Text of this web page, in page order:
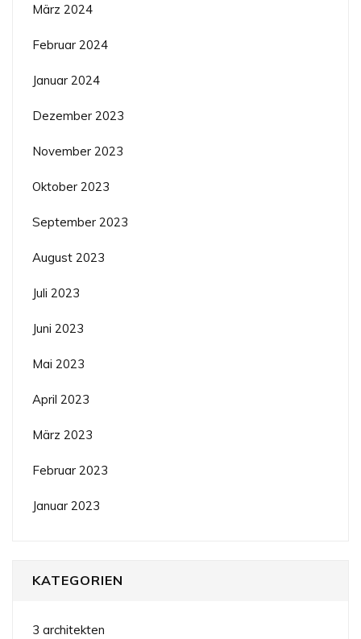
März 2024
Februar 2024
Januar 2024
Dezember 2023
November 2023
Oktober 2023
September 2023
August 2023
Juli 2023
Juni 2023
Mai 2023
April 2023
März 2023
Februar 2023
Januar 2023
KATEGORIEN
3 architekten